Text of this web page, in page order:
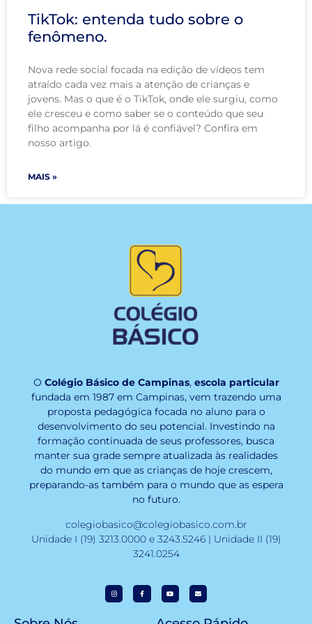
TikTok: entenda tudo sobre o
fenômeno.
Nova rede social focada na edição de vídeos tem
atraído cada vez mais a atenção de crianças e
jovens. Mas o que é o TikTok, onde ele surgiu, como
ele cresceu e como saber se o conteúdo que seu
filho acompanha por lá é confiável? Confira em
nosso artigo.
MAIS »
O Colégio Básico de Campinas, escola particular
fundada em 1987 em Campinas, vem trazendo uma
proposta pedagógica focada no aluno para o
desenvolvimento do seu potencial. Investindo na
formação continuada de seus professores, busca
manter sua grade sempre atualizada às realidades
do mundo em que as crianças de hoje crescem,
preparando-as também para o mundo que as espera
no futuro.
colegiobasico@colegiobasico.com.br
Unidade I (19) 3213.0000 e 3243.5246 | Unidade II (19)
3241.0254